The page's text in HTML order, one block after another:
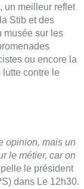
un meilleur reflet
Stib et des
musée sur les
ou encore la
contre le
opinion, mais un
le métier, car on
le président
dans Le 12h30.